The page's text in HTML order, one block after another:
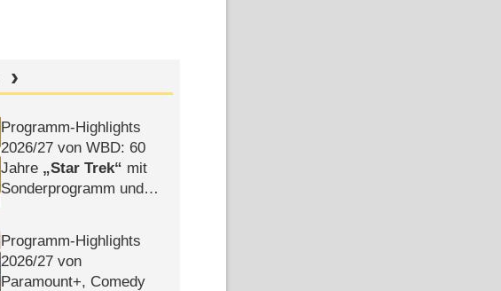
Programm-Highlights
2026/​27 von WBD: 60
Jahre
Star Trek
mit
Sonderprogramm und
Programm-Highlights
2026/​27 von
Paramount+, Comedy